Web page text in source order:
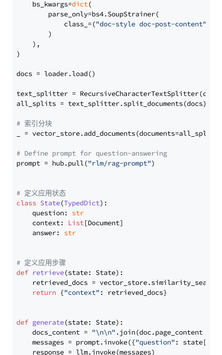
    bs_kwargs=
dict(
        parse_only=bs4.SoupStrainer(
            class_=(
"doc-style doc-post-content"
        )
    ),
)
docs = loader.load()
text_splitter =
all_splits = text_splitter.split_documents(docs)
# 索引分块
_ = vector_store.add_documents(documents=all_splits)
# Define prompt for question-answering
prompt = hub.pull("rlm/rag-prompt")
# 定义应用状态
class State(TypedDict):
    question:
str
    context:
List[Document]
    answer:
str
# 定义应用步骤
def retrieve(state: State):
retrieved_docs =
return {"context" : retrieved_docs}
def generate(state: State):
    docs_content =
"\n\n" .join(doc.page_content
    messages = prompt.invoke({
"question" : state[
    response = llm.invoke(messages)